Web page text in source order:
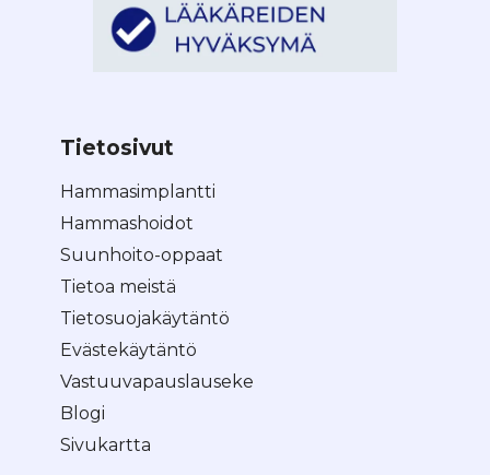
Tietosivut
Hammasimplantti
Hammashoidot
Suunhoito-oppaat
Tietoa meistä
Tietosuojakäytäntö
Evästekäytäntö
Vastuuvapauslauseke
Blogi
Sivukartta